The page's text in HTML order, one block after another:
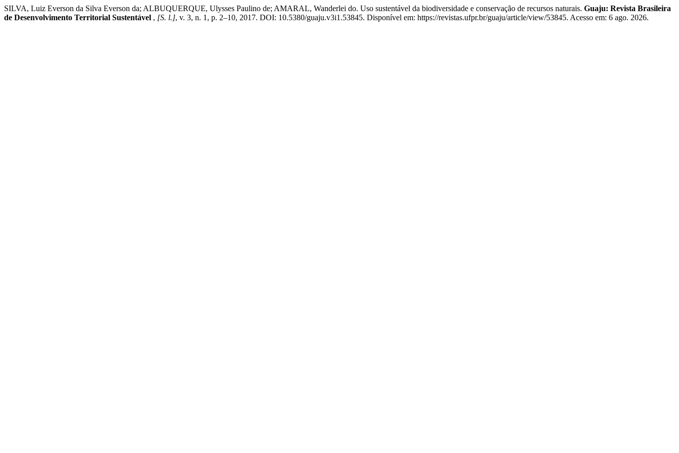
SILVA, Luiz Everson da Silva Everson da; ALBUQUERQUE, Ulysses Paulino de; AMARAL, Wanderlei do. Uso sustentável da biodiversidade e conservação de recursos naturais. Guaju: Revista Brasileira
de Desenvolvimento Territorial Sustentável , [S. l.], v. 3, n. 1, p. 2–10, 2017. DOI: 10.5380/guaju.v3i1.53845. Disponível em: https://revistas.ufpr.br/guaju/article/view/53845. Acesso em: 6 ago. 2026.